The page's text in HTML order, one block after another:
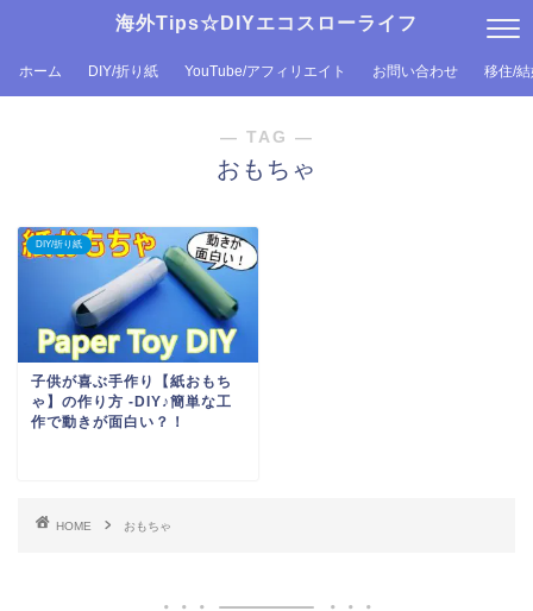
海外Tips☆DIYエコスローライフ
ホーム DIY/折り紙 YouTube/アフィリエイト お問い合わせ 移住/
― TAG ―
おもちゃ
DIY/折り紙
子供が喜ぶ手作り【紙おもち
ゃ】の作り方 -DIY♪簡単な工
作で動きが面白い？！
HOME おもちゃ